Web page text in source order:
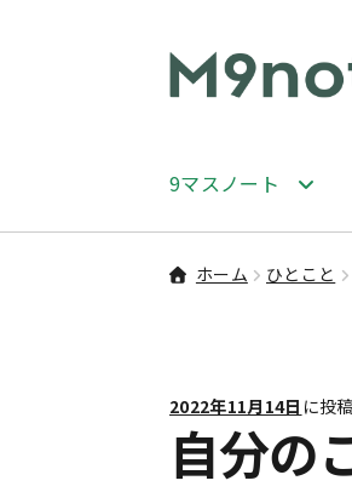
ナ
ビ
シ
ョ
ン
プ
コ
ン
ツ
へ
ス
9マスノート
ホーム ひとこと
2022年11月14日 に投稿
自分の